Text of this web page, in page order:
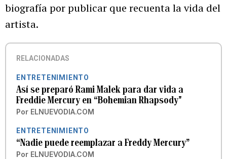
biografía por publicar que recuenta la vida del
artista.
RELACIONADAS
ENTRETENIMIENTO
Así se preparó Rami Malek para dar vida a
Freddie Mercury en “Bohemian Rhapsody"
Por ELNUEVODIA.COM
ENTRETENIMIENTO
“Nadie puede reemplazar a Freddy Mercury”
Por ELNUEVODIA.COM